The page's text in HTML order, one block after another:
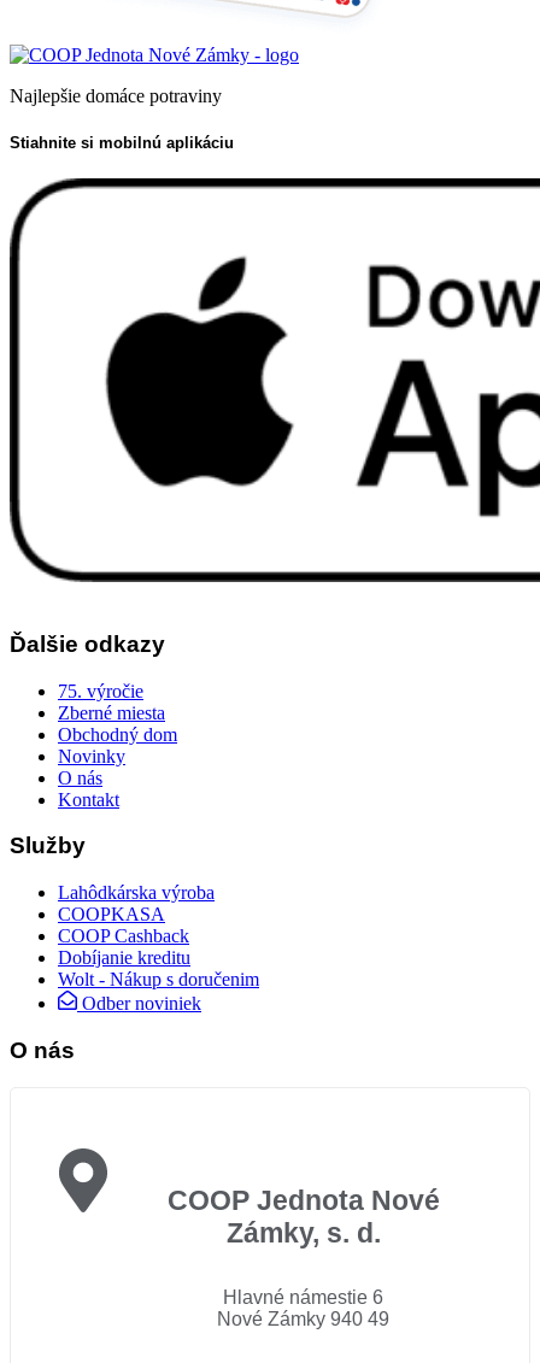
Najlepšie domáce potraviny
Stiahnite si mobilnú aplikáciu
Ďalšie odkazy
75. výročie
Zberné miesta
Obchodný dom
Novinky
O nás
Kontakt
Služby
Lahôdkárska výroba
COOPKASA
COOP Cashback
Dobíjanie kreditu
Wolt - Nákup s doručenim
Odber noviniek
O nás
COOP Jednota Nové
Zámky, s. d.
Hlavné námestie 6
Nové Zámky 940 49